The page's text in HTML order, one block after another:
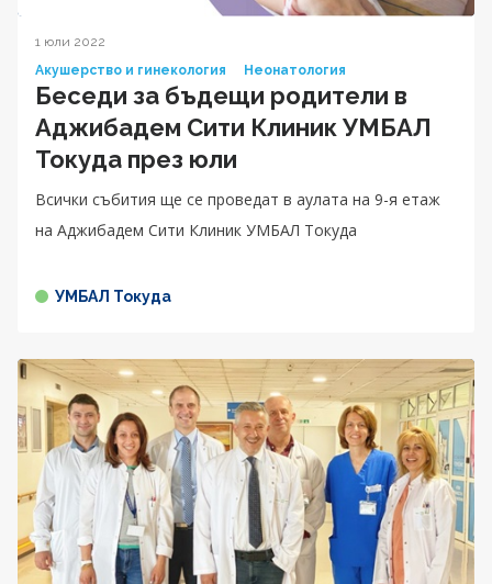
1 юли 2022
Акушерство и гинекология
Неонатология
Беседи за бъдещи родители в
Аджибадем Сити Клиник УМБАЛ
Токуда през юли
Всички събития ще се проведат в аулата на 9-я етаж
на Аджибадем Сити Клиник УМБАЛ Токуда
УМБАЛ Токуда